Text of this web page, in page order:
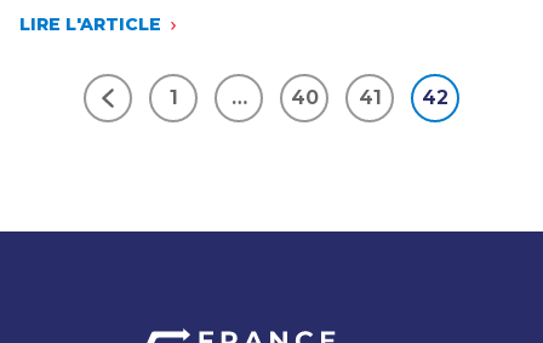
LIRE L'ARTICLE
FLORENCE
FONCTIONS
FÉDÉRATION
Précédent
1 … 40 41 42